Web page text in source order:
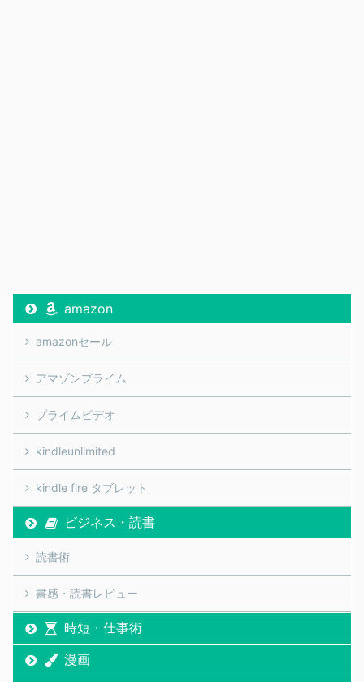
amazon
amazonセール
アマゾンプライム
プライムビデオ
kindleunlimited
kindle fire タブレット
ビジネス・読書
読書術
書感・読書レビュー
時短・仕事術
漫画